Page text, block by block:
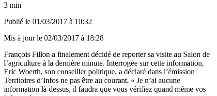
3 min
Publié le 01/03/2017 à 10:32
Mis à jour le 02/03/2017 à 18:28
François Fillon a finalement décidé de reporter sa visite au Salon de
l’agriculture à la dernière minute. Interrogée sur cette information,
Eric Woerth, son conseiller politique, a déclaré dans l’émission
Territoires d’Infos ne pas être au courant. « Je n’ai aucune
information là-dessus, il faudra que vous vérifiez quand même vos